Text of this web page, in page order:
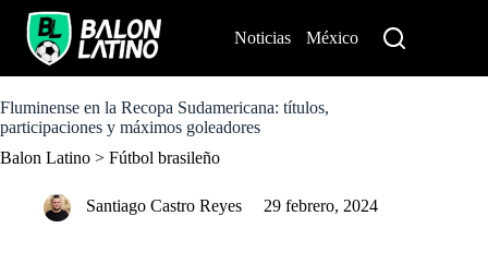
o
c
n
Noticias México
Fluminense en la Recopa Sudamericana: títulos,
participaciones y máximos goleadores
Balon Latino > Fútbol brasileño
Santiago Castro Reyes 29 febrero, 2024